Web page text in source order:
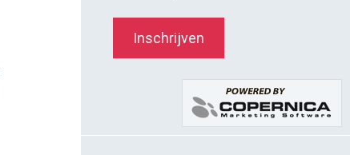
Inschrijven